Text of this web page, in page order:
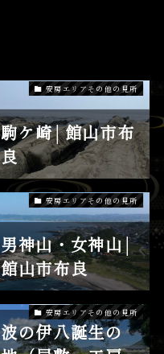
安房エリアその他の見所
駒ケ崎│館山市布
良
安房エリアその他の見所
男神山・女神山│
館山市布良
安房エリアその他の見所
波の伊八誕生の